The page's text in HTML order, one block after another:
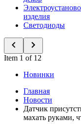
изделия
Светодиоды
Item 1 of 12
Новинки
Главная
Новости
Датчик
махать руками,